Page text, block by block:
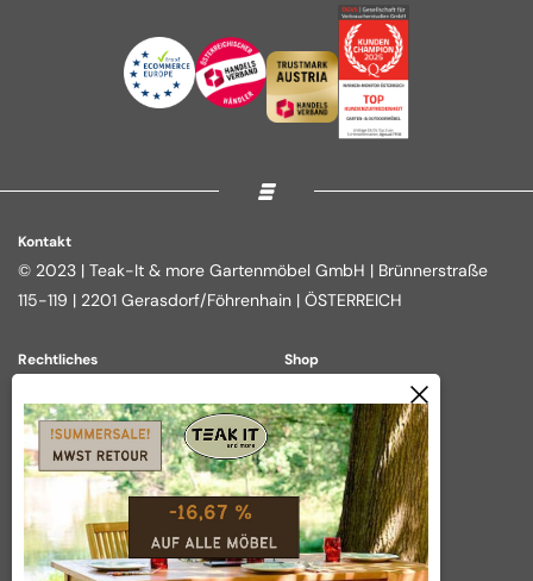
Kontakt
© 2023 | Teak-It & more Gartenmöbel GmbH | Brünnerstraße
115-119 | 2201 Gerasdorf/Föhrenhain | ÖSTERREICH
Rechtliches
Datenschutz
AGB
Widerrufsbelehrung
Vertrag widerrufen
Shop
Essgruppen
Outdoor Kitchen
Tische
Über das Unternehmen